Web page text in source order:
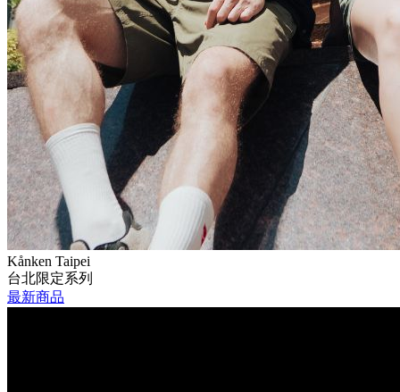
Kånken Taipei
台北限定系列
最新商品